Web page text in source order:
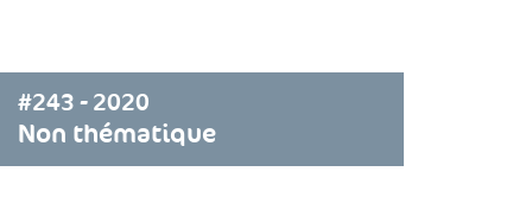
#243 - 2020
Non thématique